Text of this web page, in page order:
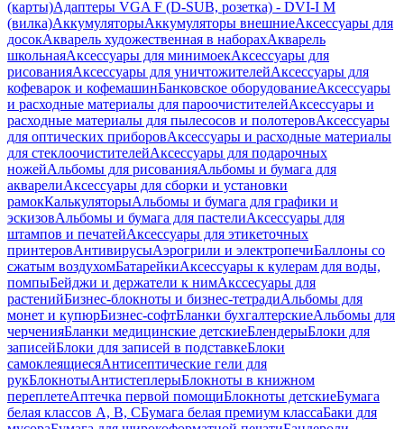
(карты)Адаптеры VGA F (D-SUB, розетка) - DVI-I M
(вилка)АккумуляторыАккумуляторы внешниеАксессуары для
досокАкварель художественная в наборахАкварель
школьнаяАксессуары для минимоекАксессуары для
рисованияАксессуары для уничтожителейАксессуары для
кофеварок и кофемашинБанковское оборудованиеАксессуары
и расходные материалы для пароочистителейАксессуары и
расходные материалы для пылесосов и полотеровАксессуары
для оптических приборовАксессуары и расходные материалы
для стеклоочистителейАксессуары для подарочных
ножейАльбомы для рисованияАльбомы и бумага для
акварелиАксессуары для сборки и установки
рамокКалькуляторыАльбомы и бумага для графики и
эскизовАльбомы и бумага для пастелиАксессуары для
штампов и печатейАксессуары для этикеточных
принтеровАнтивирусыАэрогрили и электропечиБаллоны со
сжатым воздухомБатарейкиАксессуары к кулерам для воды,
помпыБейджи и держатели к нимАкссесуары для
растенийБизнес-блокноты и бизнес-тетрадиАльбомы для
монет и купюрБизнес-софтБланки бухгалтерскиеАльбомы для
черченияБланки медицинские детскиеБлендерыБлоки для
записейБлоки для записей в подставкеБлоки
самоклеящиесяАнтисептические гели для
рукБлокнотыАнтистеплерыБлокноты в книжном
переплетеАптечка первой помощиБлокноты детскиеБумага
белая классов А, В, СБумага белая премиум классаБаки для